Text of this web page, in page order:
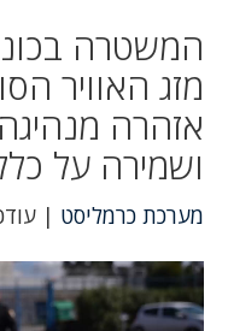
המשטרה
מזג האוויר
אזהרה
ושמירה על
מערכת כרמליסט | עודכן: